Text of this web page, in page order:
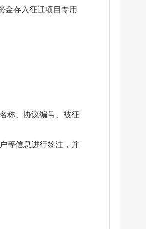
金存入征迁项目专用
称、协议编号、被征
等信息进行签注，并